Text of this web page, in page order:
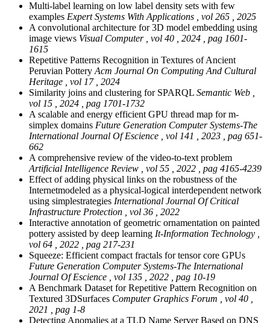
Multi-label learning on low label density sets with few
examples Expert Systems With Applications , vol 265 , 2025
A convolutional architecture for 3D model embedding using
image views Visual Computer , vol 40 , 2024 , pag 1601-
1615
Repetitive Patterns Recognition in Textures of Ancient
Peruvian PotteryAcm Journal On Computing And Cultural
Heritage , vol 17 , 2024
Similarity joins and clustering for SPARQL Semantic Web ,
vol 15 , 2024 , pag 1701-1732
A scalable and energy efficient GPU thread map for m-
simplex domains Future Generation Computer Systems-The
International Journal Of Escience , vol 141 , 2023 , pag 651-
662
A comprehensive review of the video-to-text problem
Artificial Intelligence Review , vol 55 , 2022 , pag 4165-4239
Effect of adding physical links on the robustness of the
Internetmodeled as a physical-logical interdependent network
using simplestrategies International Journal Of Critical
Infrastructure Protection , vol 36 , 2022
Interactive annotation of geometric ornamentation on painted
pottery assisted by deep learning It-Information Technology ,
vol 64 , 2022 , pag 217-231
Squeeze: Efficient compact fractals for tensor core GPUs
Future Generation Computer Systems-The International
Journal Of Escience , vol 135 , 2022 , pag 10-19
A Benchmark Dataset for Repetitive Pattern Recognition on
Textured 3DSurfaces Computer Graphics Forum , vol 40 ,
2021 , pag 1-8
Detecting Anomalies at a TLD Name Server Based on DNS